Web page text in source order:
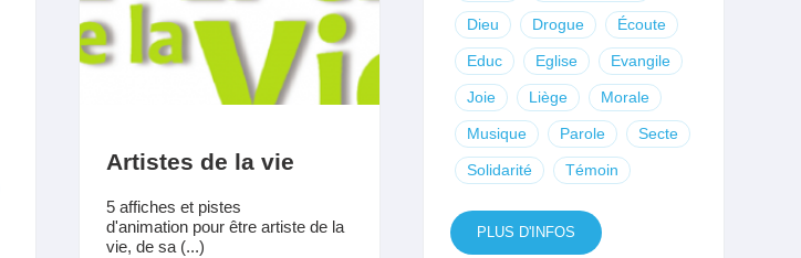
Dieu Drogue Écoute
Educ Eglise Evangile
Joie Liège Morale
Musique Parole Secte
Solidarité Témoin
PLUS D'INFOS
Artistes de la vie
5 affiches et pistes
d'animation pour être artiste de la
vie, de sa (...)